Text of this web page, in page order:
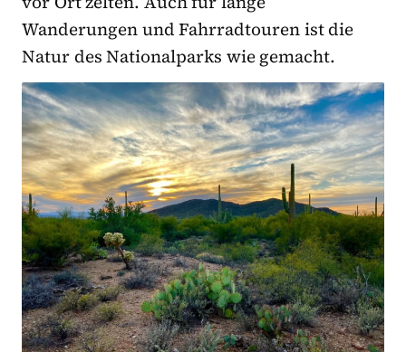
Wanderungen und Fahrradtouren ist die
Natur des Nationalparks wie gemacht.